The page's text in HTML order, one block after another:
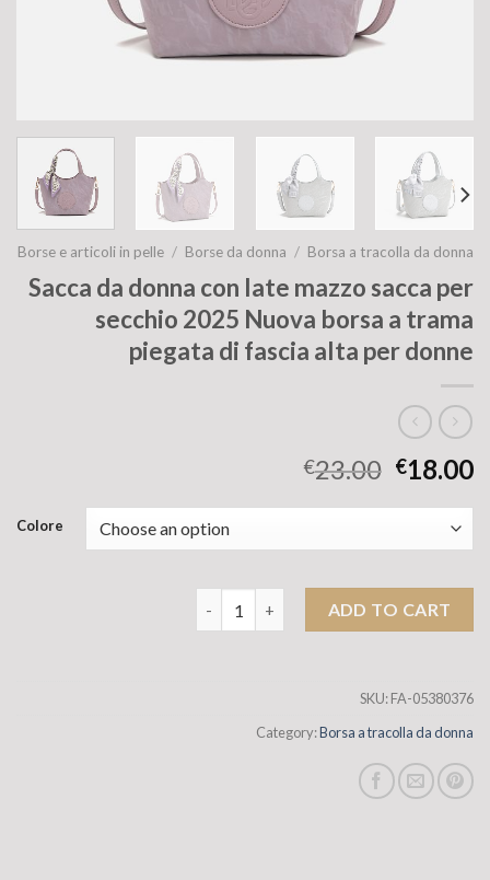
Borse e articoli in pelle / Borse da donna / Borsa a tracolla da donna
Sacca da donna con late mazzo sacca per
secchio 2025 Nuova borsa a trama
piegata di fascia alta per donne
€23.00 €18.00
Colore
ADD TO CART
SKU:FA-05380376
Category:Borsa a tracolla da donna